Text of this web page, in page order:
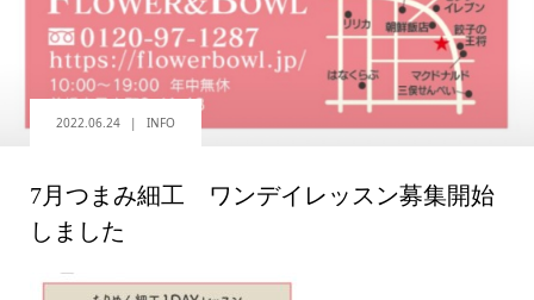
2022.06.24 INFO
7月つまみ細工 ワンデイレッスン募集開始
しました